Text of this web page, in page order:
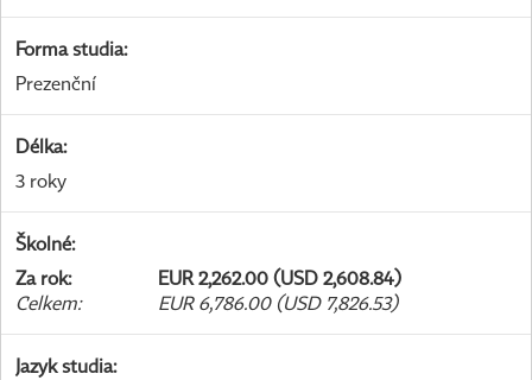
Forma studia:
Prezenční
Délka:
3 roky
Školné:
Za rok:
EUR 2,262.00 (USD 2,608.84)
Celkem: EUR 6,786.00 (USD 7,826.53)
Jazyk studia: